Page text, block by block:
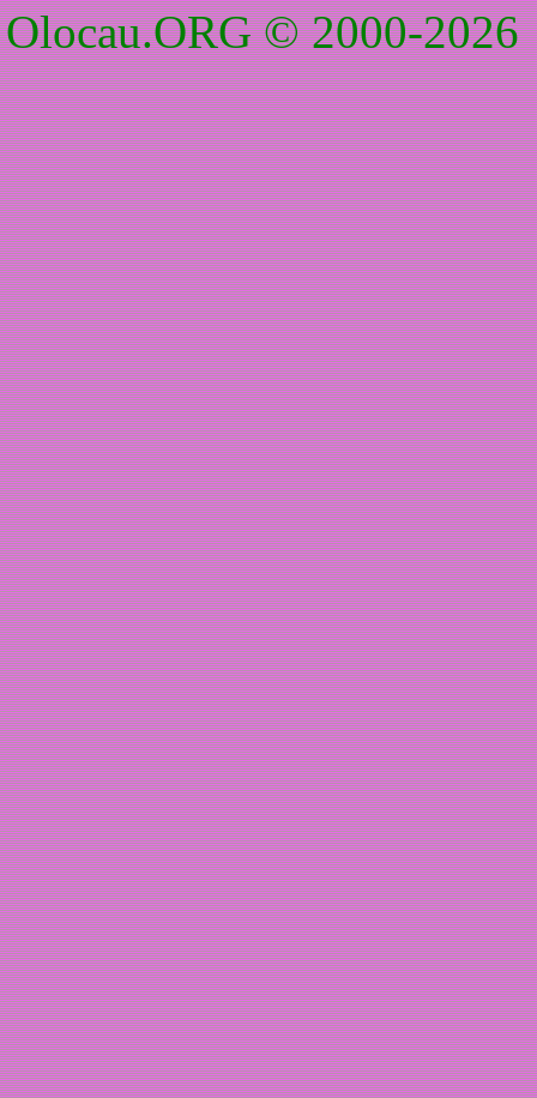
Olocau.ORG © 2000-2026